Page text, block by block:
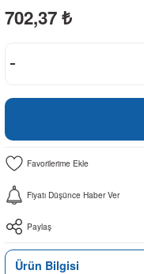
702,37 ₺
Fiyatı Düşünce Haber Ver
Paylaş
Ürün Bilgisi